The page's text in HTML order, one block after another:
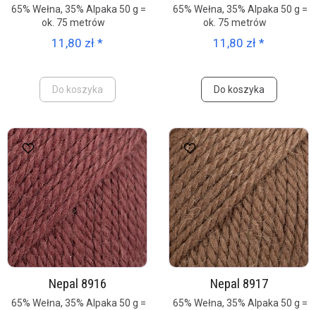
65% Wełna, 35% Alpaka 50 g =
ok. 75 metrów
11,80 zł *
Do koszyka
65% Wełna, 35% Alpaka 50 g =
ok. 75 metrów
11,80 zł *
Do koszyka
Nepal 8916
65% Wełna, 35% Alpaka 50 g =
Nepal 8917
65% Wełna, 35% Alpaka 50 g =